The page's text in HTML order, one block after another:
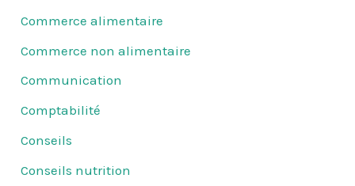
Commerce alimentaire
Commerce non alimentaire
Communication
Comptabilité
Conseils
Conseils nutrition